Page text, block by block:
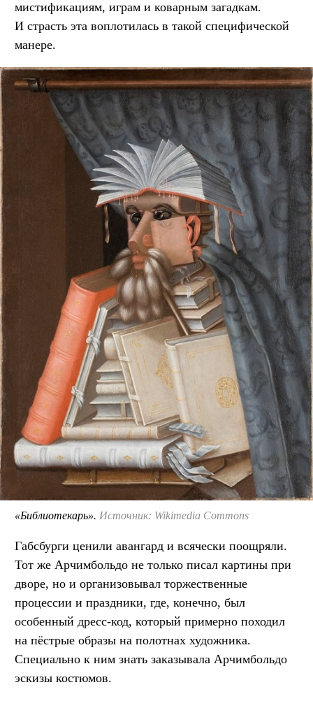
мистификациям, играм и коварным загадкам.
И страсть эта воплотилась в такой специфической
манере.
«Библиотекарь». Источник: Wikimedia Commons
Габсбурги ценили авангард и всячески поощряли.
Тот же Арчимбольдо не только писал картины при
дворе, но и организовывал торжественные
процессии и праздники, где, конечно, был
особенный дресс-код, который примерно походил
на пёстрые образы на полотнах художника.
Специально к ним знать заказывала Арчимбольдо
эскизы костюмов.